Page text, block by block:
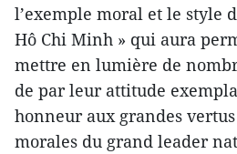
l’exemple moral et le style
Hô Chi Minh » qui aura
mettre en lumière de
de par leur attitude
honneur aux grandes
morales du grand leader